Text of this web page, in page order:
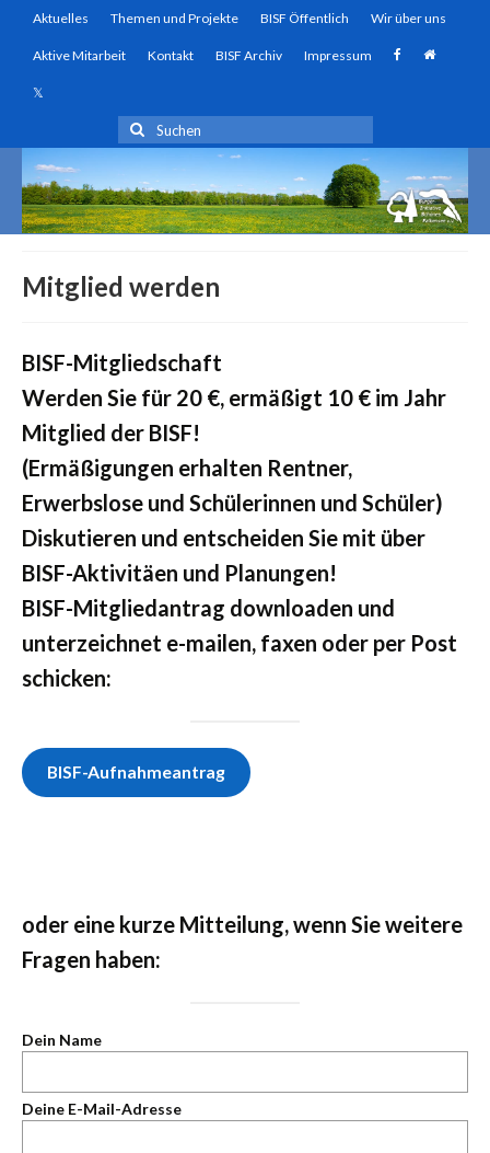
Aktuelles Themen und Projekte BISF Öffentlich Wir über uns
Aktive Mitarbeit Kontakt BISF Archiv Impressum
Suchen
nach:
Mitglied werden
BISF-Mitgliedschaft
Werden Sie für 20 €, ermäßigt 10 € im Jahr
Mitglied der BISF!
(Ermäßigungen erhalten Rentner,
Erwerbslose und Schülerinnen und Schüler)
Diskutieren und entscheiden Sie mit über
BISF-Aktivitäen und Planungen!
BISF-Mitgliedantrag downloaden und
unterzeichnet e-mailen, faxen oder per Post
schicken:
BISF-Aufnahmeantrag
oder eine kurze Mitteilung, wenn Sie weitere
Fragen haben:
Dein Name
Deine E-Mail-Adresse